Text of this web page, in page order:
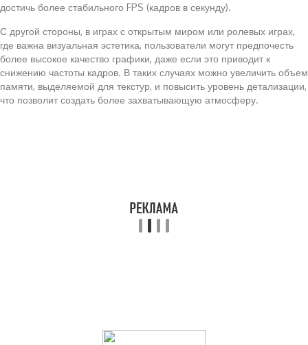
достичь более стабильного FPS (кадров в секунду).
С другой стороны, в играх с открытым миром или ролевых играх,
где важна визуальная эстетика, пользователи могут предпочесть
более высокое качество графики, даже если это приводит к
снижению частоты кадров. В таких случаях можно увеличить объем
памяти, выделяемой для текстур, и повысить уровень детализации,
что позволит создать более захватывающую атмосферу.